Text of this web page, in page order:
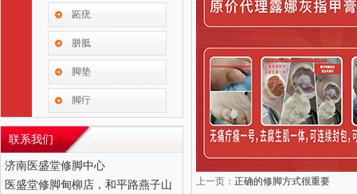
跖疣
胼胝
脚垫
脚疔
联系我们
济南医盛堂修脚中心
医盛堂修脚甸柳店，和平路燕子山
上一页： 正确的修脚方式很重要